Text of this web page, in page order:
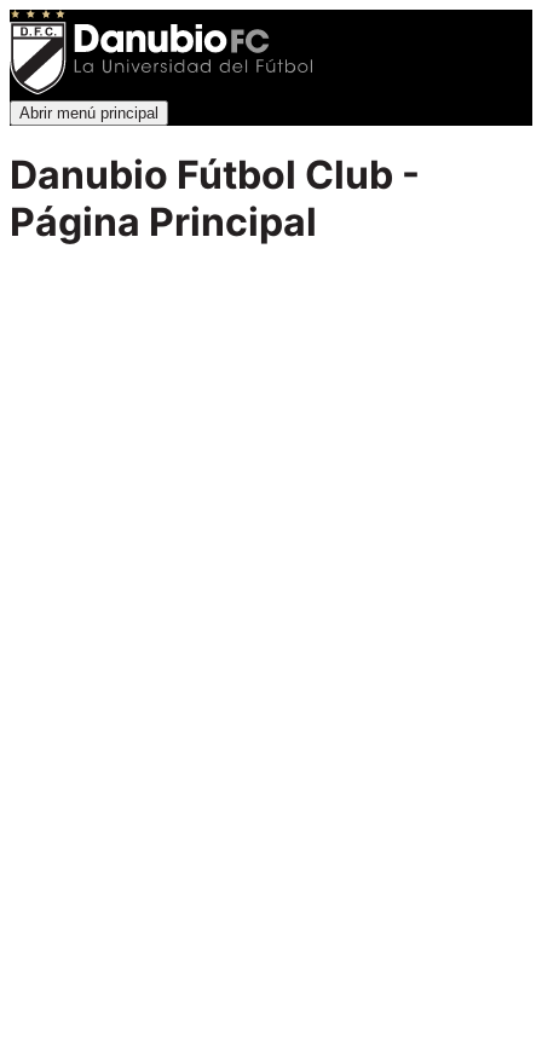
Abrir menú principal
Danubio Fútbol Club -
Página Principal